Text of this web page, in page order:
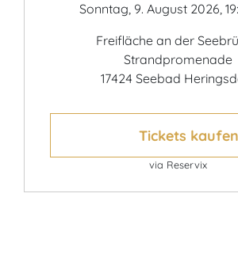
Sonntag, 9. August 2026,
Freifläche an der
Strandpromenade
17424 Seebad
Tickets kaufen
via Reservix